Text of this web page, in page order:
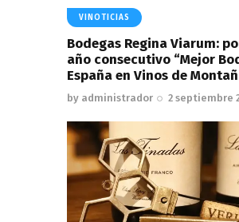
VINOTICIAS
Bodegas Regina Viarum:
año consecutivo “Mejor
España en Vinos de
by administrador 2 septiembre